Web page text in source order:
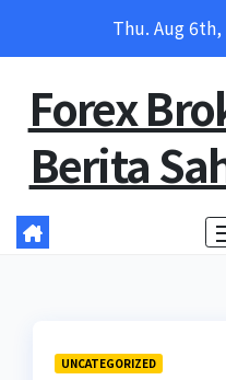
Thu. Aug 6th,
Forex
Berita
UNCATEGORIZED